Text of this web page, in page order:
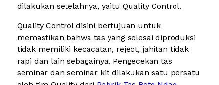
dilakukan setelahnya, yaitu Quality Control.
Quality Control disini bertujuan untuk
memastikan bahwa tas yang selesai diproduksi
tidak memiliki kecacatan, reject, jahitan tidak
rapi dan lain sebagainya. Pengecekan tas
seminar dan seminar kit dilakukan satu persatu